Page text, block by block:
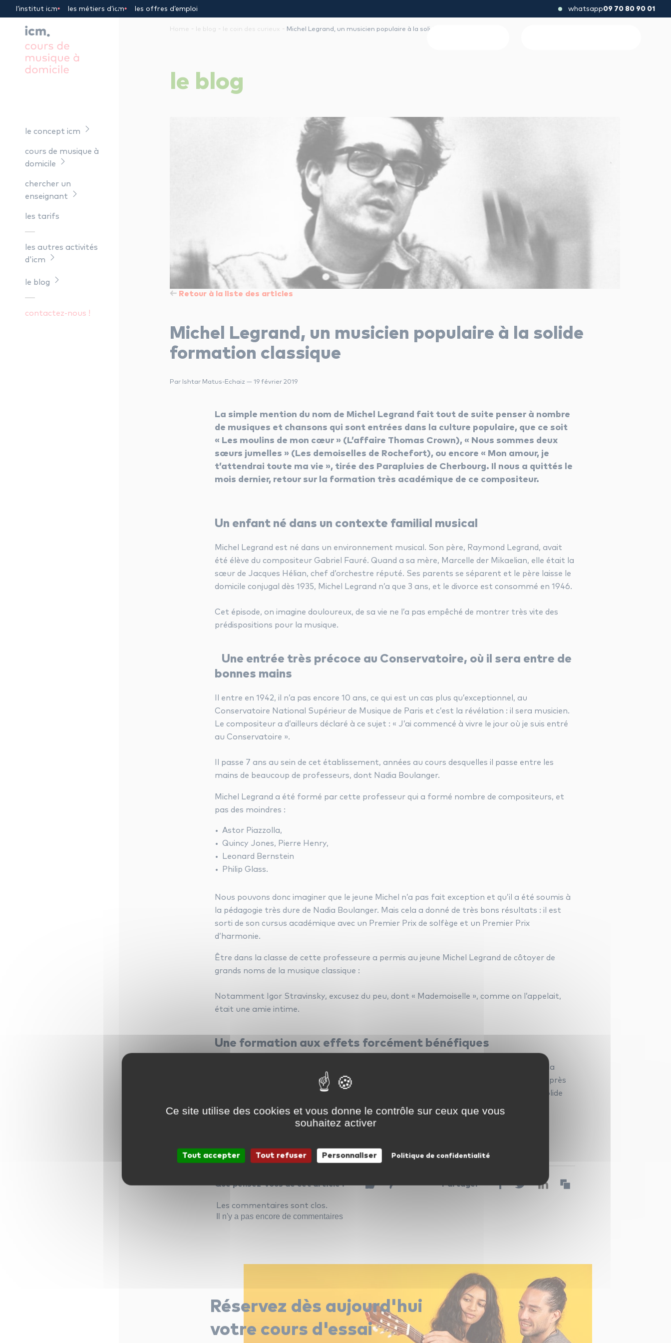
l’institut icm les métiers d’icm les offres d’emploi whatsapp09 70 80 90 01
le concept icm
cours de musique à
domicile
chercher un
enseignant
les tarifs
les autres activités
d'icm
le blog
contactez-nous !
Home - le blog - le coin des curieux - Michel Legrand, un musicien populaire à la solide formation classique
le blog
Retour à la liste des articles
Michel Legrand, un musicien populaire à la solide
formation classique
Par Ishtar Matus-Echaiz — 19 février 2019
La simple mention du nom de Michel Legrand fait tout de suite penser à nombre
de musiques et chansons qui sont entrées dans la culture populaire, que ce soit
« Les moulins de mon cœur » (L’affaire Thomas Crown), « Nous sommes deux
sœurs jumelles » (Les demoiselles de Rochefort), ou encore « Mon amour, je
t’attendrai toute ma vie », tirée des Parapluies de Cherbourg. Il nous a quittés le
mois dernier, retour sur la formation très académique de ce compositeur.
Un enfant né dans un contexte familial musical
Michel Legrand est né dans un environnement musical. Son père, Raymond Legrand, avait
été élève du compositeur Gabriel Fauré. Quand a sa mère, Marcelle der Mikaelian, elle était la
sœur de Jacques Hélian, chef d’orchestre réputé. Ses parents se séparent et le père laisse le
domicile conjugal dès 1935, Michel Legrand n’a que 3 ans, et le divorce est consommé en 1946.
Cet épisode, on imagine douloureux, de sa vie ne l’a pas empêché de montrer très vite des
prédispositions pour la musique.
Une entrée très précoce au Conservatoire, où il sera entre de
bonnes mains
Il entre en 1942, il n’a pas encore 10 ans, ce qui est un cas plus qu’exceptionnel, au
Conservatoire National Supérieur de Musique de Paris et c’est la révélation : il sera musicien.
Le compositeur a d’ailleurs déclaré à ce sujet : « J’ai commencé à vivre le jour où je suis entré
au Conservatoire ».
Il passe 7 ans au sein de cet établissement, années au cours desquelles il passe entre les
mains de beaucoup de professeurs, dont Nadia Boulanger.
Michel Legrand a été formé par cette professeur qui a formé nombre de compositeurs, et
pas des moindres :
Astor Piazzolla,
Quincy Jones, Pierre Henry,
Leonard Bernstein
Philip Glass.
Nous pouvons donc imaginer que le jeune Michel n’a pas fait exception et qu’il a été soumis à
la pédagogie très dure de Nadia Boulanger. Mais cela a donné de très bons résultats : il est
sorti de son cursus académique avec un Premier Prix de solfège et un Premier Prix
d’harmonie.
Être dans la classe de cette professeure a permis au jeune Michel Legrand de côtoyer de
grands noms de la musique classique :
Notamment Igor Stravinsky, excusez du peu, dont « Mademoiselle », comme on l’appelait,
était une amie intime.
Une formation aux effets forcément bénéfiques
, il s’éloignera de la musique classique dans le sens « strict » du terme, pour la
musique de film et surtout le jazz, genre pour lequel il se passionne dès l’après-guerre après
avoir assisté à un concert du trompettiste Dizzy Gillespie, mais, à n’en pas douter, la solide
formation musicale académique qu’il a reçue lui a beaucoup apporté et a alimenté ses
créations musicales, quel qu’ait été le genre de ces dernières !
Que pensez-vous de cet article ? Partager
Les commentaires sont clos.
Il n'y a pas encore de commentaires
Réservez dès aujourd'hui
votre cours d'essai
Panneau de gestion des cookies
Ce site utilise des cookies et vous donne le contrôle sur ceux que vous
souhaitez activer
Tout accepter Tout refuser Personnaliser Politique de confidentialité